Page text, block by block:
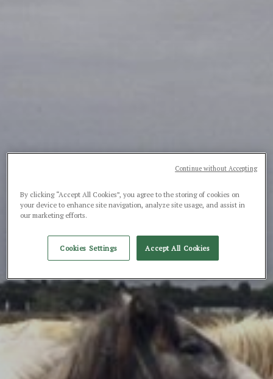
By clicking “Accept All Cookies”, you agree to the storing of cookies on
your device to enhance site navigation, analyze site usage, and assist in
our marketing efforts.
Cookies Settings Accept All Cookies
Continue without Accepting